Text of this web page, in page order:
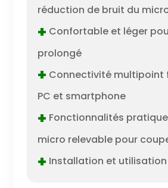
réduction de bruit du
+ Confortable et léger
prolongé
+ Connectivité multipoint
PC et smartphone
+ Fonctionnalités
micro relevable pour
+ Installation et